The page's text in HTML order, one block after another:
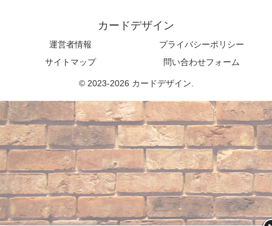
カードデザイン
運営者情報
プライバシーポリシー
サイトマップ
問い合わせフォーム
© 2023-2026 カードデザイン.